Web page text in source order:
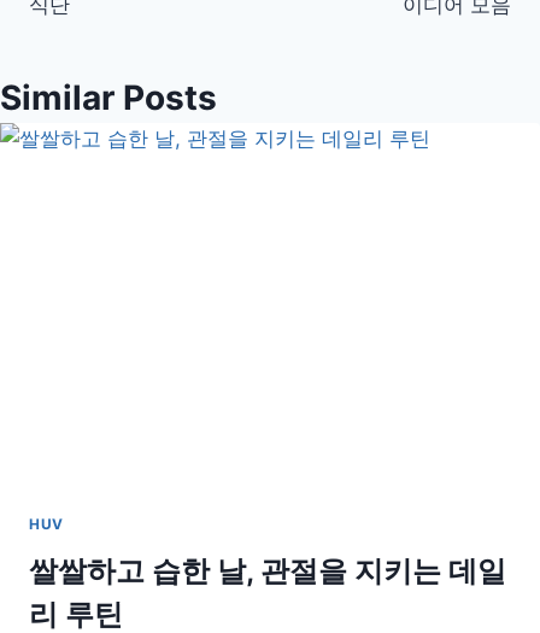
Similar Posts
HUV
쌀쌀하고 습한 날, 관절을 지키는 데일
리 루틴